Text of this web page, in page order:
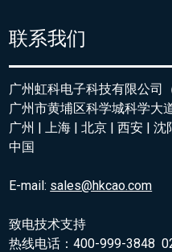
联系我们
广州虹科电子科技有限公司
广州市黄埔区科学城科学大
广州 | 上海 | 北京 | 西安 |
中国
E-mail: sales@hkcao.com
致电技术支持
热线电话：400-999-3848